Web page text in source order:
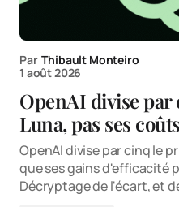
Par Thibault Monteiro
1 août 2026
OpenAI divise
Luna, pas ses coûts
OpenAI divise par cinq le
que ses gains d'efficacité
Décryptage de l'écart, et